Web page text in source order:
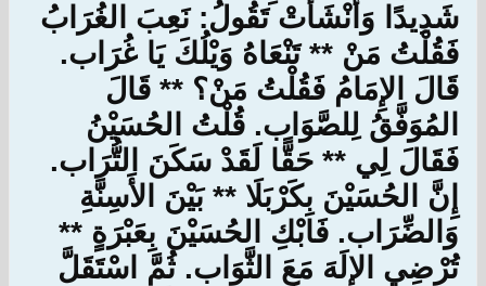
شَدِيدًا وَأَنْشَأَتْ تَقُولُ: نَعِبَ الغُرَابُ
فَقُلْتُ مَنْ ** تَنْعَاهُ وَيْلُكَ يَا غُرَاب.
قَالَ الإِمَامُ فَقُلْتُ مَنْ؟ ** قَالَ
المُوَفَّقُ لِلصَّوَاب. قُلْتُ الحُسَيْنُ
فَقَالَ لِي ** حَقًّا لَقَدْ سَكَنَ التُّرَاب.
إِنَّ الحُسَيْنَ بِكَرْبَلَا ** بَيْنَ الأَسِنَّةِ
وَالضِّرَاب. فَابْكِ الحُسَيْنَ بِعَبْرَةٍ **
تُرْضِي الإِلَهَ مَعَ الثَّوَاب. ثُمَّ اسْتَقَلَّ